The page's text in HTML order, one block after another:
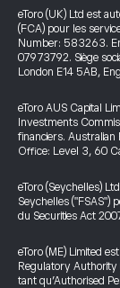
eToro (UK) Ltd est
(FCA) pour les
Number: 583263.
07973792. Siège
London E14 5AB,
eToro AUS Capital
Investments
financiers. Australian
Office: Level 3, 60
eToro (Seychelles)
Seychelles ("FSAS")
du Securities Act
eToro (ME) Limited
Regulatory Authority
tant qu’Authorised